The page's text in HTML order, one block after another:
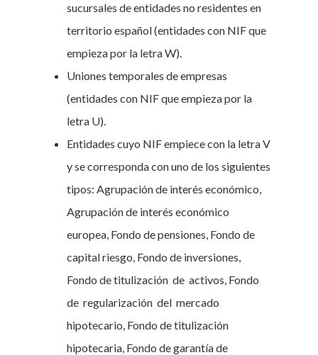
sucursales de entidades no residentes en
territorio español (entidades con NIF que
empieza por la letra W).
Uniones temporales de empresas
(entidades con NIF que empieza por la
letra U).
Entidades cuyo NIF empiece con la letra V
y se corresponda con uno de los siguientes
tipos: Agrupación de interés económico,
Agrupación de interés económico
europea, Fondo de pensiones, Fondo de
capital riesgo, Fondo de inversiones,
Fondo de titulización de activos, Fondo
de regularización del mercado
hipotecario, Fondo de titulización
hipotecaria, Fondo de garantía de